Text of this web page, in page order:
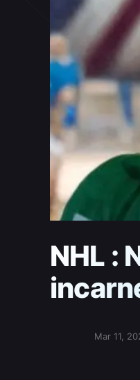
NHL :
Mar 11,